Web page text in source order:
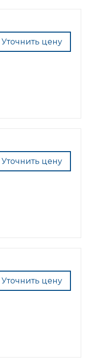
Уточнить цену
Уточнить цену
Уточнить цену